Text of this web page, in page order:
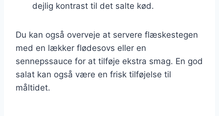
dejlig kontrast til det salte kød.
Du kan også overveje at servere flæskestegen
med en lækker flødesovs eller en
sennepssauce for at tilføje ekstra smag. En god
salat kan også være en frisk tilføjelse til
måltidet.